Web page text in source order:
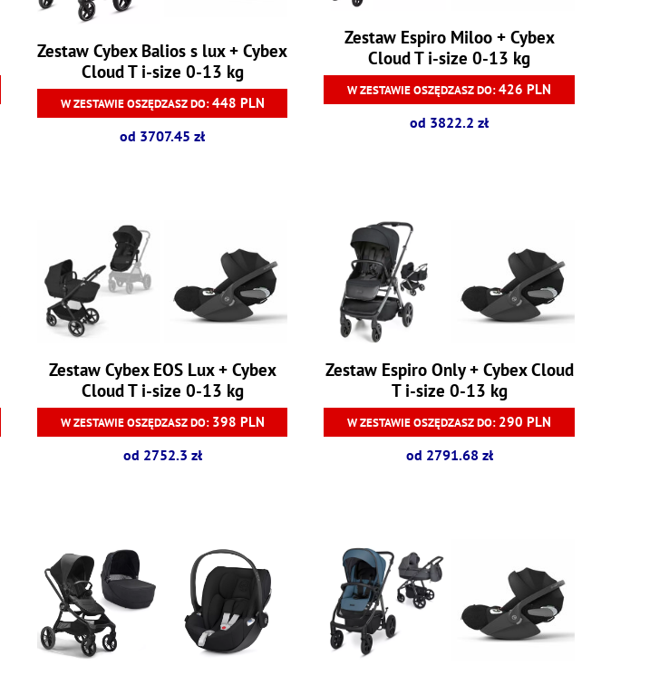
Zestaw Cybex Balios s lux + Cybex
Cloud T i-size 0-13 kg
W ZESTAWIE OSZĘDZASZ DO:448 PLN
od 3707.45 zł
Zestaw Espiro Miloo + Cybex
Cloud T i-size 0-13 kg
W ZESTAWIE OSZĘDZASZ DO:426 PLN
od 3822.2 zł
Zestaw Cybex EOS Lux + Cybex
Cloud T i-size 0-13 kg
W ZESTAWIE OSZĘDZASZ DO: 398 PLN
od 2752.3 zł
Zestaw Espiro Only + Cybex Cloud
T i-size 0-13 kg
W ZESTAWIE OSZĘDZASZ DO: 290 PLN
od 2791.68 zł